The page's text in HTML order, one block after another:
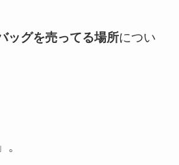
ッグを売ってる場所につい
。